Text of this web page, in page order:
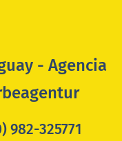
- Agencia
982-325771